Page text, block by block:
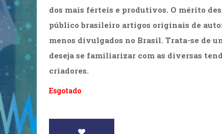
Fisioterapia (47)
Jornalismo (57)
Literatura, Ficção, Ensaios (69)
Obras de
Psicodrama (200)
Puericultura (23)
Religião, Espiritualidade, Filosofia (63)
Treinamento e RH (65)
dos mais férteis e produtivos. O mérito
público brasileiro artigos originais de
menos divulgados no Brasil. Trata-se de
deseja se familiarizar com as diversas
criadores.
Esgotado